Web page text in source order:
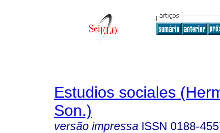
Estudios sociales
Son.)
versão impressa ISSN 0188-